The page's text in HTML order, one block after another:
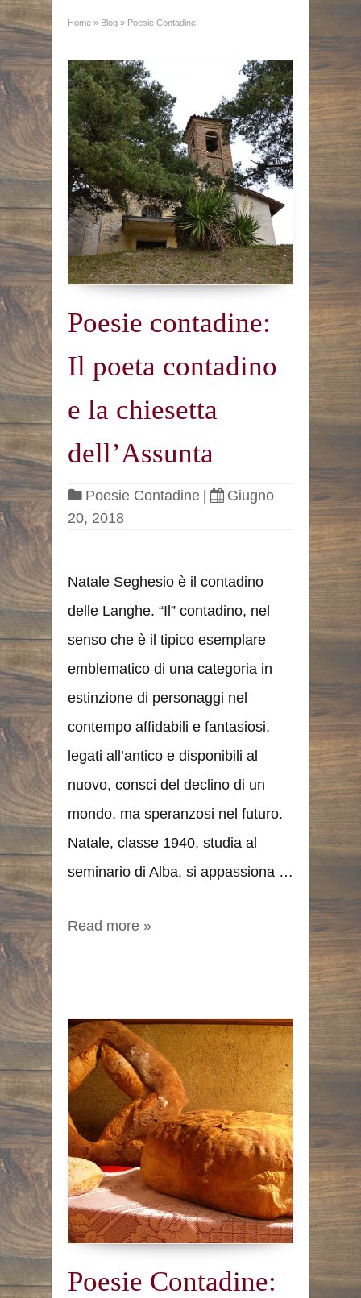
Home » Blog » Poesie Contadine
Poesie contadine:
Il poeta contadino
e la chiesetta
dell’Assunta
Poesie Contadine |
Giugno
20, 2018
Natale Seghesio è il contadino
delle Langhe. “Il” contadino, nel
senso che è il tipico esemplare
emblematico di una categoria in
estinzione di personaggi nel
contempo affidabili e fantasiosi,
legati all’antico e disponibili al
nuovo, consci del declino di un
mondo, ma speranzosi nel futuro.
Natale, classe 1940, studia al
seminario di Alba, si appassiona …
Read more »
Poesie Contadine: